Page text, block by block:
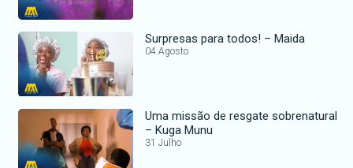
Surpresas para todos! – Maida
04 Agosto
Uma missão de resgate sobrenatural
– Kuga Munu
31 Julho